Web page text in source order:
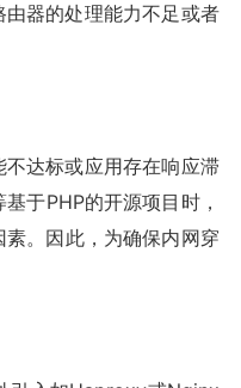
器的处理能力不足或者
达标或应用存在响应滞
基于PHP的开源项目时，
。因此，为确保内网穿